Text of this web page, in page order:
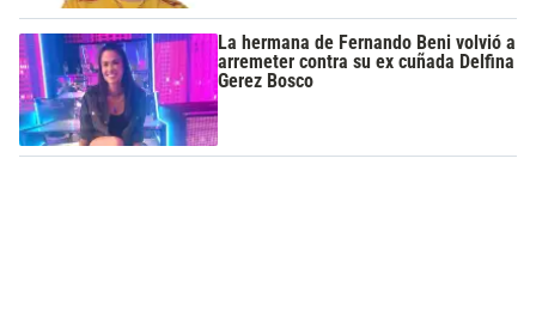
La hermana de Fernando Beni volvió a
arremeter contra su ex cuñada Delfina
Gerez Bosco